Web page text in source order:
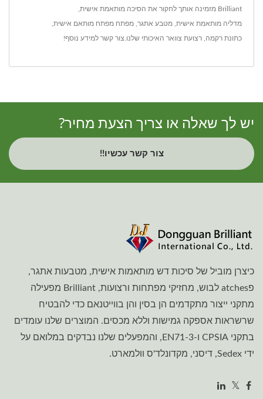
Brilliant מזמינה אותך לחקור את ה סיכה מותאמת אישית
מדליה מותאמת אישית מטבע אתגר מפתח מפתח מותאם אישית
כתונת רקמה רצועת צוואר האיכותי שלנו. צור קשר למידע נוסף!
יש לך שאלה או צריך הצעת מחיר?
צור קשר עכשיו!!
כיצרן מוביל של סיכות דש מותאמות אישית, מטבעות אתגר,
פatches לבוש, מחזיקי מפתחות ורצועות, Brilliant מפעילה
מתקני ייצור מתקדמים הן בסין והן בווייטנאם כדי להבטיח
שרשראות אספקה גמישות וללא מכסים. המוצרים שלנו עומדים
בתקני CPSIA ו-EN71-3, והמפעלים שלנו נבדקים במלואם על
ידי Sedex, דיסני, מקדונלד'ס וולמארט.